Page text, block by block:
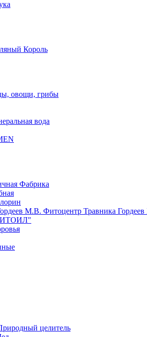
Король
овощи, грибы
вода
Фабрика
Фитоцентр Травника
целитель